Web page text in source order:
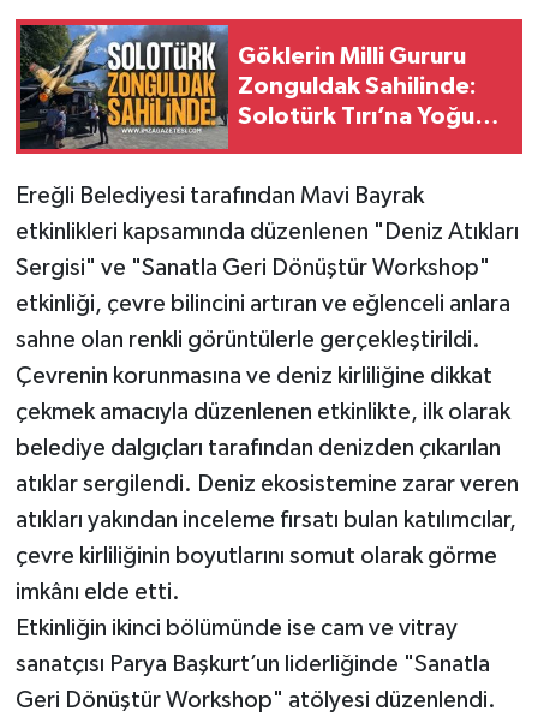
Göklerin Milli Gururu
Zonguldak Sahilinde:
Solotürk Tırı’na Yoğun
Ereğli Belediyesi tarafından Mavi Bayrak
etkinlikleri kapsamında düzenlenen "Deniz Atıkları
Sergisi" ve "Sanatla Geri Dönüştür Workshop"
etkinliği, çevre bilincini artıran ve eğlenceli anlara
sahne olan renkli görüntülerle gerçekleştirildi.
Çevrenin korunmasına ve deniz kirliliğine dikkat
çekmek amacıyla düzenlenen etkinlikte, ilk olarak
belediye dalgıçları tarafından denizden çıkarılan
atıklar sergilendi. Deniz ekosistemine zarar veren
atıkları yakından inceleme fırsatı bulan katılımcılar,
çevre kirliliğinin boyutlarını somut olarak görme
imkânı elde etti.
Etkinliğin ikinci bölümünde ise cam ve vitray
sanatçısı Parya Başkurt’un liderliğinde "Sanatla
Geri Dönüştür Workshop" atölyesi düzenlendi.